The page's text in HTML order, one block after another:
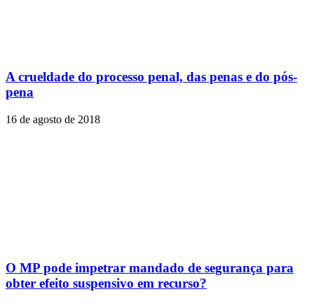
A crueldade do processo penal, das penas e do pós-
pena
16 de agosto de 2018
O MP pode impetrar mandado de segurança para
obter efeito suspensivo em recurso?